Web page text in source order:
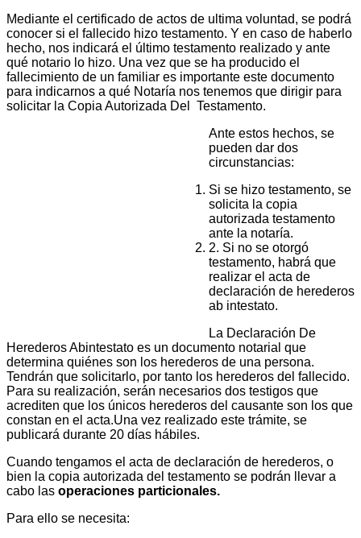
Mediante el certificado de actos de ultima voluntad, se podrá
conocer si el fallecido hizo testamento. Y en caso de haberlo
hecho, nos indicará el último testamento realizado y ante
qué notario lo hizo. Una vez que se ha producido el
fallecimiento de un familiar es importante este documento
para indicarnos a qué Notaría nos tenemos que dirigir para
solicitar la Copia Autorizada Del Testamento.
Ante estos hechos, se
pueden dar dos
circunstancias:
Si se hizo testamento, se
solicita la copia
autorizada testamento
ante la notaría.
2. Si no se otorgó
testamento, habrá que
realizar el acta de
declaración de herederos
ab intestato.
La Declaración De
Herederos Abintestato es un documento notarial que
determina quiénes son los herederos de una persona.
Tendrán que solicitarlo, por tanto los herederos del fallecido.
Para su realización, serán necesarios dos testigos que
acrediten que los únicos herederos del causante son los que
constan en el acta.Una vez realizado este trámite, se
publicará durante 20 días hábiles.
Cuando tengamos el acta de declaración de herederos, o
bien la copia autorizada del testamento se podrán llevar a
cabo las operaciones particionales.
Para ello se necesita: